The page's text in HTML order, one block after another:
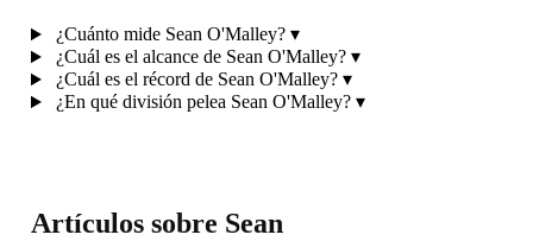
¿Cuánto mide Sean O'Malley? ▾
¿Cuál es el alcance de Sean O'Malley? ▾
¿Cuál es el récord de Sean O'Malley? ▾
¿En qué división pelea Sean O'Malley? ▾
Artículos sobre Sean